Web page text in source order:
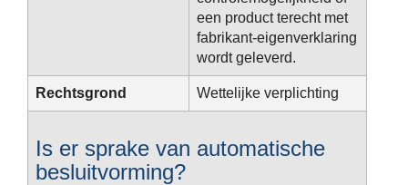
een product terecht met
fabrikant-eigenverklaring
wordt geleverd.
Rechtsgrond Wettelijke verplichting
Is er sprake van automatische
besluitvorming?